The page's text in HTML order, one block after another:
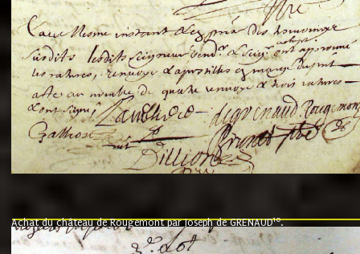
Achat du château de Rougemont par Joseph de GRENAUD10.